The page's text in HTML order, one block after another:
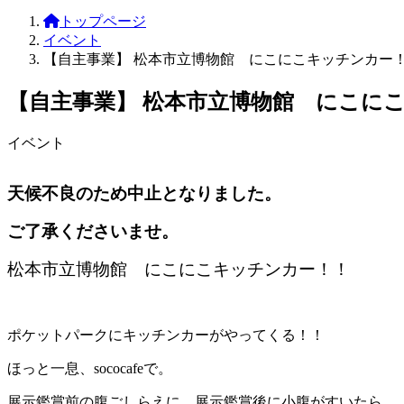
トップページ
イベント
【自主事業】 松本市立博物館 にこにこキッチンカー！
【自主事業】 松本市立博物館 にこに
イベント
天候不良のため中止となりました。
ご了承くださいませ。
松本市立博物館 にこにこキッチンカー！！
ポケットパークにキッチンカーがやってくる！！
ほっと一息、sococafeで。